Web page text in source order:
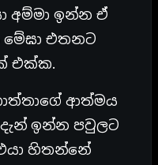
අම්මා ඉන්න ඒ
මේඝා එතනට
එක්ක.
ආත්මය
දැන් ඉන්න පවුලට
හිතන්නේ